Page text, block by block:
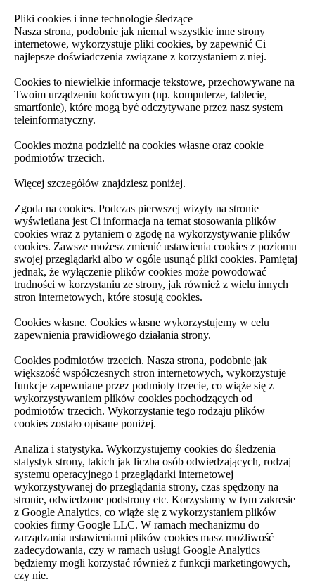
Pliki cookies i inne technologie śledzące
Nasza strona, podobnie jak niemal wszystkie inne strony
internetowe, wykorzystuje pliki cookies, by zapewnić Ci
najlepsze doświadczenia związane z korzystaniem z niej.
Cookies to niewielkie informacje tekstowe, przechowywane na
Twoim urządzeniu końcowym (np. komputerze, tablecie,
smartfonie), które mogą być odczytywane przez nasz system
teleinformatyczny.
Cookies można podzielić na cookies własne oraz cookie
podmiotów trzecich.
Więcej szczegółów znajdziesz poniżej.
Zgoda na cookies. Podczas pierwszej wizyty na stronie
wyświetlana jest Ci informacja na temat stosowania plików
cookies wraz z pytaniem o zgodę na wykorzystywanie plików
cookies. Zawsze możesz zmienić ustawienia cookies z poziomu
swojej przeglądarki albo w ogóle usunąć pliki cookies. Pamiętaj
jednak, że wyłączenie plików cookies może powodować
trudności w korzystaniu ze strony, jak również z wielu innych
stron internetowych, które stosują cookies.
Cookies własne. Cookies własne wykorzystujemy w celu
zapewnienia prawidłowego działania strony.
Cookies podmiotów trzecich. Nasza strona, podobnie jak
większość współczesnych stron internetowych, wykorzystuje
funkcje zapewniane przez podmioty trzecie, co wiąże się z
wykorzystywaniem plików cookies pochodzących od
podmiotów trzecich. Wykorzystanie tego rodzaju plików
cookies zostało opisane poniżej.
Analiza i statystyka. Wykorzystujemy cookies do śledzenia
statystyk strony, takich jak liczba osób odwiedzających, rodzaj
systemu operacyjnego i przeglądarki internetowej
wykorzystywanej do przeglądania strony, czas spędzony na
stronie, odwiedzone podstrony etc. Korzystamy w tym zakresie
z Google Analytics, co wiąże się z wykorzystaniem plików
cookies firmy Google LLC. W ramach mechanizmu do
zarządzania ustawieniami plików cookies masz możliwość
zadecydowania, czy w ramach usługi Google Analytics
będziemy mogli korzystać również z funkcji marketingowych,
czy nie.